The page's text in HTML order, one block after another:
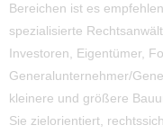
Bereichen ist es
spezialisierte
Investoren, Eigentümer,
Generalunternehmer/
kleinere und größere
Sie zielorientiert,